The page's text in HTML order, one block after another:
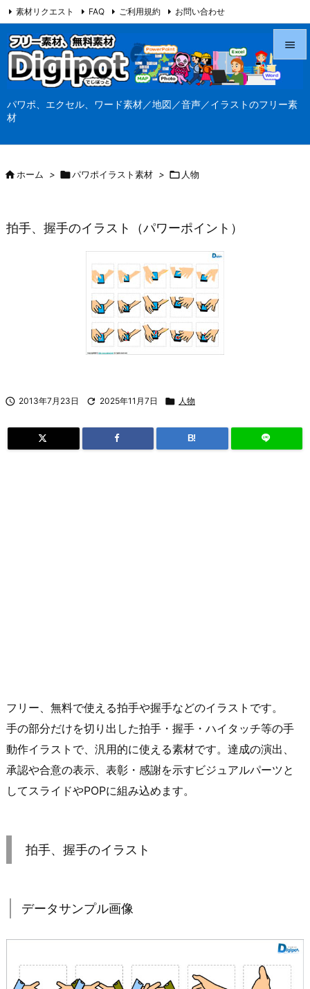
パワポ、エクセル、ワード素材／地図／音声／イラストのフリー素
材



素材リクエスト FAQ ご利用規約 お問い合わせ
当サイト（Digipot.net）について
ホーム > パワポイラスト素材 >  人物
拍手、握手のイラスト（パワーポイント）
 2013年7月23日  2025年11月7日  人物
B!
フリー、無料で使える拍手や握手などのイラストです。
手の部分だけを切り出した拍手・握手・ハイタッチ等の手
動作イラストで、汎用的に使える素材です。達成の演出、
承認や合意の表示、表彰・感謝を示すビジュアルパーツと
してスライドやPOPに組み込めます。
拍手、握手のイラスト
データサンプル画像